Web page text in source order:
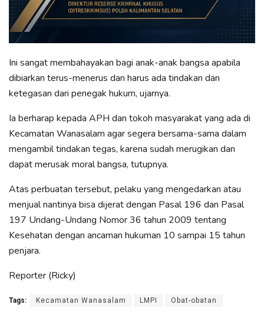
Ini sangat membahayakan bagi anak-anak bangsa apabila
dibiarkan terus-menerus dan harus ada tindakan dan
ketegasan dari penegak hukum, ujarnya.
Ia berharap kepada APH dan tokoh masyarakat yang ada di
Kecamatan Wanasalam agar segera bersama-sama dalam
mengambil tindakan tegas, karena sudah merugikan dan
dapat merusak moral bangsa, tutupnya.
Atas perbuatan tersebut, pelaku yang mengedarkan atau
menjual nantinya bisa dijerat dengan Pasal 196 dan Pasal
197 Undang-Undang Nomor 36 tahun 2009 tentang
Kesehatan dengan ancaman hukuman 10 sampai 15 tahun
penjara.
Reporter (Ricky)
Tags: Kecamatan Wanasalam LMPI Obat-obatan